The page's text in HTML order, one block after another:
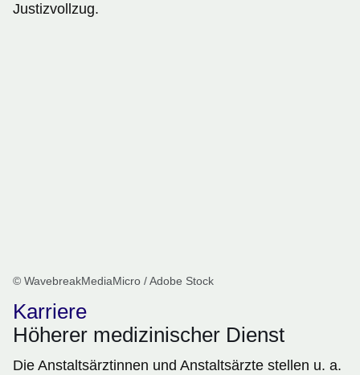
Justizvollzug.
© WavebreakMediaMicro / Adobe Stock
Karriere
Höherer medizinischer Dienst
Die Anstaltsärztinnen und Anstaltsärzte stellen u. a.